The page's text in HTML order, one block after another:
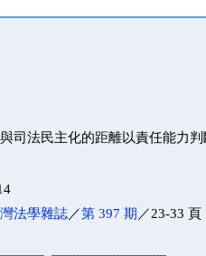
司法民主化的距離以責任能力
法學雜誌／第 397 期 ／23-33 頁